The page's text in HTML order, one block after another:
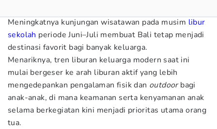
Meningkatnya kunjungan wisatawan pada musim libur
sekolah periode Juni–Juli membuat Bali tetap menjadi
destinasi favorit bagi banyak keluarga.
Menariknya, tren liburan keluarga modern saat ini
mulai bergeser ke arah liburan aktif yang lebih
mengedepankan pengalaman fisik dan outdoorbagi
anak-anak, di mana keamanan serta kenyamanan anak
selama berkegiatan kini menjadi prioritas utama orang
tua.